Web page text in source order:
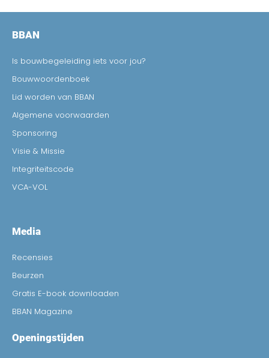
BBAN
Is bouwbegeleiding iets voor jou?
Bouwwoordenboek
Lid worden van BBAN
Algemene voorwaarden
Sponsoring
Visie & Missie
Integriteitscode
VCA-VOL
Media
Recensies
Beurzen
Gratis E-book downloaden
BBAN Magazine
Openingstijden